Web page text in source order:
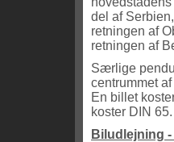
del af
retningen af
retningen af
Særlige
centrummet
En billet
koster DIN 65.
Biludlejning